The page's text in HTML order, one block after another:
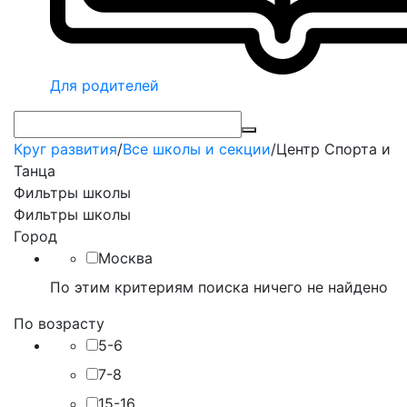
Для родителей
Круг развития/Все школы и секции/Центр Спорта и
Танца
Фильтры школы
Фильтры школы
Город
Москва
По этим критериям поиска ничего не найдено
По возрасту
5-6
7-8
15-16